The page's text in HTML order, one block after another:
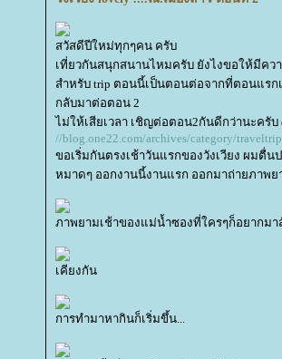
สวัสดีปีใหม่ทุกๆคน ครับ
เที่ยวกันสนุกสนานไหมครับ ยังไงขอให้มีค
สำหรับ trip ตอนนี้เป็นตอนต่อจากที่ตอนแร
กลับมาต่อตอน 2
ไม่ให้เสียเวลา เชิญต่อตอน2กันดีกว่านะครั
//blog.one22.com/archives/category/
ขอเริ่มกันตรงเช้าวันแรกของวังเวียง ผมตื่
หมาดๆ ออกงานนี้งานแรก ออกมาถ่ายภาพย
ภาพยามเช้าของแม่น้ำซองที่ใครๆก็อยากมา
เคียงกัน
การทำมาหากินก็เริ่มขึ้น...